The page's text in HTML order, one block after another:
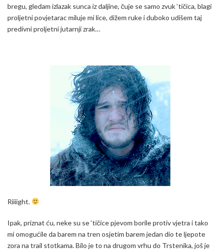
bregu, gledam izlazak sunca iz daljine, čuje se samo zvuk ‘tičica, blagi
proljetni povjetarac miluje mi lice, dižem ruke i duboko udišem taj
predivni proljetni jutarnji zrak…
Riiiight.
Ipak, priznat ću, neke su se ‘tičice pjevom borile protiv vjetra i tako
mi omogućile da barem na tren osjetim barem jedan dio te ljepote
zora na trail stotkama. Bilo je to na drugom vrhu do Trstenika, još je